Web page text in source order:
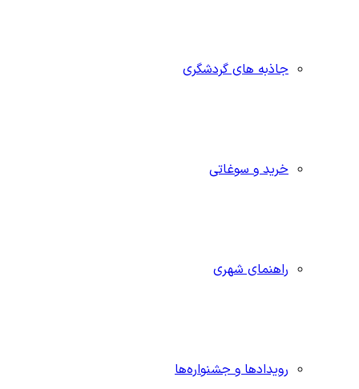
جاذبه‌ های گردشگری
خرید و سوغاتی
راهنمای شهری
رویدادها و جشنواره‌ها